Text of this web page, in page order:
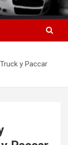
y Paccar